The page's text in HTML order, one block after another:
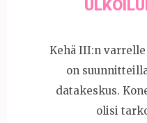
Kehä III:n
on
datakeskus.
olisi